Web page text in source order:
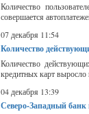
Количество
совершается
07 декабря 11:54
Количество
Количество
кредитных карт
04 декабря 13:39
Северо-Западный